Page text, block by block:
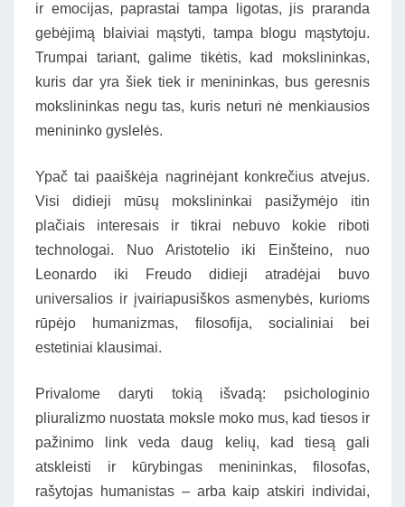
ir emocijas, paprastai tampa ligotas, jis praranda
gebėjimą blaiviai mąstyti, tampa blogu mąstytoju.
Trumpai tariant, galime tikėtis, kad mokslininkas,
kuris dar yra šiek tiek ir menininkas, bus geresnis
mokslininkas negu tas, kuris neturi nė menkiausios
menininko gyslelės.
Ypač tai paaiškėja nagrinėjant konkrečius atvejus.
Visi didieji mūsų mokslininkai pasižymėjo itin
plačiais interesais ir tikrai nebuvo kokie riboti
technologai. Nuo Aristotelio iki Einšteino, nuo
Leonardo iki Freudo didieji atradėjai buvo
universalios ir įvairiapusiškos asmenybės, kurioms
rūpėjo humanizmas, filosofija, socialiniai bei
estetiniai klausimai.
Privalome daryti tokią išvadą: psichologinio
pliuralizmo nuostata moksle moko mus, kad tiesos ir
pažinimo link veda daug kelių, kad tiesą gali
atskleisti ir kūrybingas menininkas, filosofas,
rašytojas humanistas – arba kaip atskiri individai,